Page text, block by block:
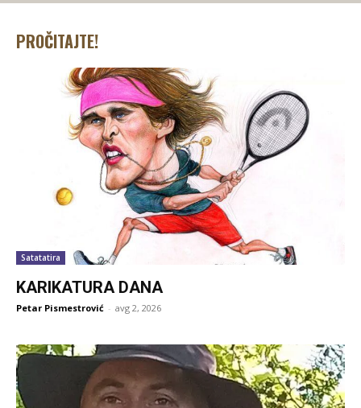
PROČITAJTE!
Satatatira
KARIKATURA DANA
Petar Pismestrović - avg 2, 2026